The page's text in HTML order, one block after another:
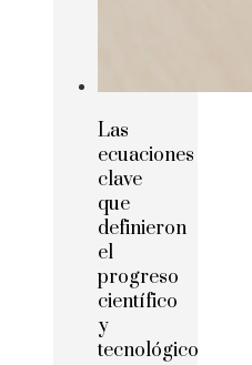
Las
ecuaciones
clave
que
definieron
el
progreso
científico
y
tecnológico